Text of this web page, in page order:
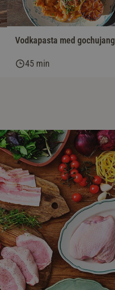
Vodkapasta med gochujang
45 min